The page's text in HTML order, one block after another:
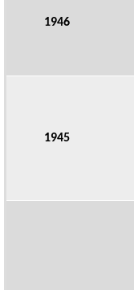
1946
1945